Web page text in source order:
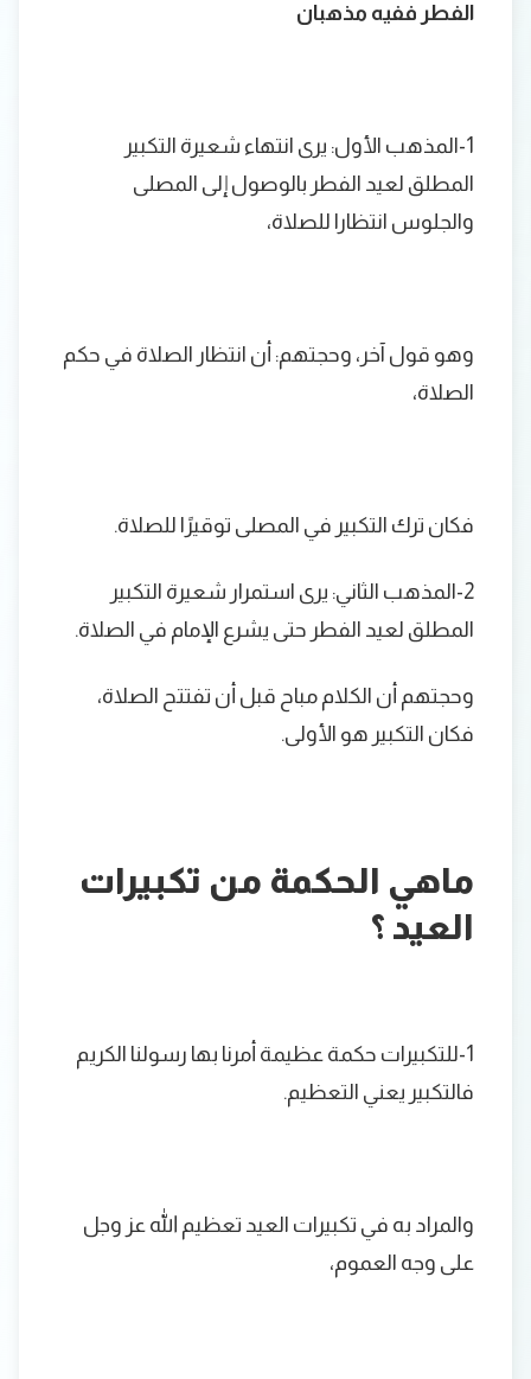
الفطر ففيه مذهبان
1-المذهب الأول: يرى انتهاء شعيرة التكبير
المطلق لعيد الفطر بالوصول إلى المصلى
والجلوس انتظارا للصلاة،
وهو قول آخر، وحجتهم: أن انتظار الصلاة في حكم
الصلاة،
فكان ترك التكبير في المصلى توقيرًا للصلاة.
2-المذهب الثاني: يرى استمرار شعيرة التكبير
المطلق لعيد الفطر حتى يشرع الإمام في الصلاة.
وحجتهم أن الكلام مباح قبل أن تفتتح الصلاة،
فكان التكبير هو الأولى.
ماهي الحكمة من تكبيرات
العيد ؟
1-للتكبيرات حكمة عظيمة أمرنا بها رسولنا الكريم
فالتكبير يعني التعظيم.
والمراد به في تكبيرات العيد تعظيم الله عز وجل
على وجه العموم،